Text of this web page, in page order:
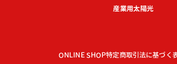
産業用太陽光
ONLINE SHOP特定商取引法に基づく